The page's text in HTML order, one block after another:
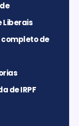
Liberais
completo de
de IRPF